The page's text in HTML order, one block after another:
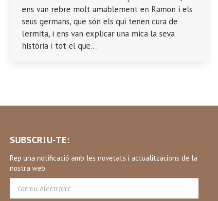
ens van rebre molt amablement en Ramon i els
seus germans, que són els qui tenen cura de
l’ermita, i ens van explicar una mica la seva
història i tot el que…
SUBSCRIU-TE:
Rep una notificació amb les novetats i actualitzacions de la
nostra web.
electrònic